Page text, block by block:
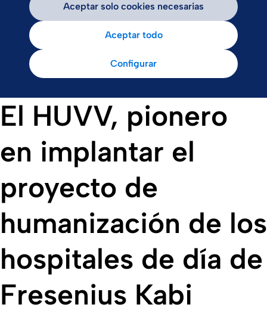
El HUVV, pionero
en implantar el
proyecto de
humanización de los
hospitales de día de
Fresenius Kabi
Aceptar solo cookies necesarias
Aceptar todo
Configurar